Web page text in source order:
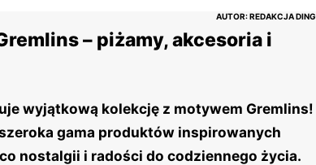
AUTOR: REDAKCJA DING
– piżamy, akcesoria i
wyjątkową kolekcję z motywem Gremlins!
gama produktów inspirowanych
nostalgii i radości do codziennego życia.